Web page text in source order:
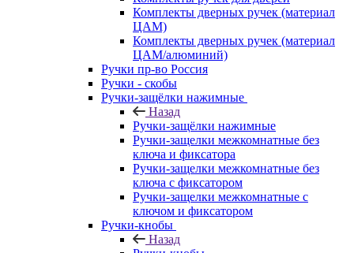
Комплекты дверных ручек (материал
ЦАМ)
Комплекты дверных ручек (материал
ЦАМ/алюминий)
Ручки пр-во Россия
Ручки - скобы
Ручки-защёлки нажимные
Назад
Ручки-защёлки нажимные
Ручки-защелки межкомнатные без
ключа и фиксатора
Ручки-защелки межкомнатные без
ключа с фиксатором
Ручки-защелки межкомнатные с
ключом и фиксатором
Ручки-кнобы
Назад